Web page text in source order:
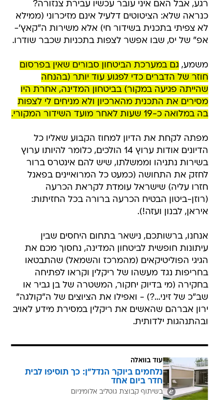
רגע, אבל האם איני עובר עכשיו עבירת צנזורה?
כנראה שלא: הציטוטים דלעיל אינם מזיכרוני (ממילא
לא צפיתי בתכנית בשידור חי) אלא משירות ה"קאץ'-
אפ" של יס, שבו אפשר לצפות בתכניות שכבר שודרו.
משמע, גם במערכת הביטחון סבורים שאין בפרסום
חוזר של הדברים כדי לפגוע עוד יותר (בהנחה
שהייתה פגיעה במקור) בביטחון המדינה, אחרת היו
מסירים את התכנית מהארכיון ולא מניחים לי לצפות
בה במלואה כ-19 שעות לאחר מועד השידור המקורי.
מפתה לקחת את הדיון למחוז הקבוע שאליו כל
הדיונים אודות ערוץ 14 הולכים, כלומר להיותו ערוץ
בשירות נתניהו וממשלתו, שיש להם אינטרס ברור
לחזק את התחושה (כמעט כל המרואיינים בפאנל
חזרו עליה) שישראל עומדת לקראת הכרעה
(רוזן-ביטון הבטיח הכרעה ברורה בכל החזיתות:
איראן, לבנון ועזה!).
אנחנו, ברשותכם, נישאר בתחום היחסים שבין
עיתונות חופשית לביטחון המדינה, נחסוך מכם את
הגיגי הפוליטיקאים (מהמרכז והשמאל) שהתבטאו
בחריפות נגד מעשהו של ריקלין וקראו לפתיחה
בחקירה (מי בדיוק יחקור, המשטרה של בן גביר או
שב"כ של זיני...?) - ואפילו את הציוצים של ה"קולגה"
ירון אברהם שהאשים את ריקלין במסירת מידע לאויב
ובהתנהגות ילדותית.
עוד בוואלה
נלחמים ביוקר הנדל"ן: כך תוסיפו לבית
חדר ביום אחד
בשיתוף קבוצת גוטליב אלומיניום